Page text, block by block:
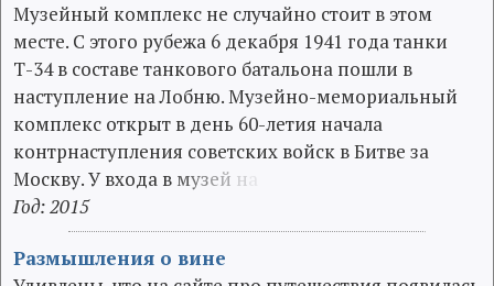
Музейный комплекс не случайно стоит в этом
месте. С этого рубежа 6 декабря 1941 года танки
Т-34 в составе танкового батальона пошли в
наступление на Лобню. Музейно-мемориальный
комплекс открыт в день 60-летия начала
контрнаступления советских войск в Битве за
Москву. У входа в музей н
Год: 2015
Размышления о вине